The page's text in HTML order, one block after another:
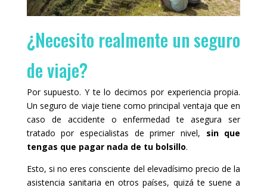
¿Necesito realmente un seguro
de viaje?
Por supuesto. Y te lo decimos por experiencia propia.
Un seguro de viaje tiene como principal ventaja que en
caso de accidente o enfermedad te asegura ser
tratado por especialistas de primer nivel, sin que
tengas que pagar nada de tu bolsillo.
Esto, si no eres consciente del elevadísimo precio de la
asistencia sanitaria en otros países, quizá te suene a